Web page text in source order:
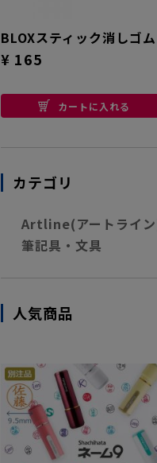
BLOXスティック消しゴム
¥ 165
カートに入れる
カテゴリ
Artline(アートライ
筆記具・文具
人気商品